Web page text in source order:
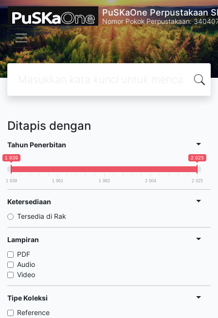
PuSKaOne Perpustakaan
Nomor Pokok Perpustakaan:
Ditapis dengan
Tahun Penerbitan
1 939 2 025
1 939 1 961 1 982 2 004 2 025
Ketersediaan
Tersedia di Rak
Lampiran
PDF
Audio
Video
Tipe Koleksi
Reference